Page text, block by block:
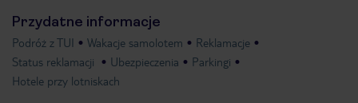
Przydatne informacje
Podróż z TUI Wakacje samolotem
Reklamacje
Status reklamacji
Ubezpieczenia
Parkingi
Hotele przy lotniskach